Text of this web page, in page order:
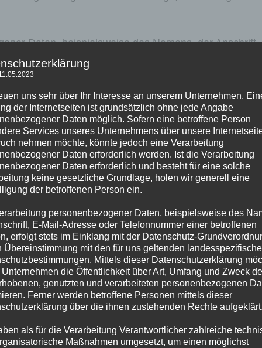
Daten, beispielsweise des Namens, der
Person, erfolgt stets im Einklang mit der
Dresden e.V. geltenden
dieser Datenschutzerklärung möchte unser
genutzten und verarbeiteten
dieser Datenschutzerklärung über die ihnen
hat als für die Verarbeitung Verantwortlicher
um einen möglichst lückenlosen Schutz der
Daten sicherzustellen. Dennoch können
sodass ein absoluter Schutz nicht
frei, personenbezogene Daten auch auf
Dresden e.V. beruht auf den
beim Erlass der Datenschutz-
soll sowohl für die Öffentlichkeit als auch für
uns sehr über Ihr Interesse an unserem Unternehmen.
der Internetseiten ist grundsätzlich ohne jede Angabe
Daten möglich. Sofern eine betroffene Person
Services unseres Unternehmens über unsere
nehmen möchte, könnte jedoch eine Verarbeitung
Daten erforderlich werden. Ist die Verarbeitung
Daten erforderlich und besteht für eine solche
keine gesetzliche Grundlage, holen wir generell eine
der betroffenen Person ein.
personenbezogener Daten, beispielsweise des
E-Mail-Adresse oder Telefonnummer einer betroffenen
erfolgt stets im Einklang mit der Datenschutz-
Übereinstimmung mit den für uns geltenden
Mittels dieser Datenschutzerklärung
Unternehmen die Öffentlichkeit über Art, Umfang und Zweck
genutzten und verarbeiteten personenbezogenen
Ferner werden betroffene Personen mittels dieser
über die ihnen zustehenden Rechte
als für die Verarbeitung Verantwortlicher zahlreiche
Maßnahmen umgesetzt, um einen möglichst